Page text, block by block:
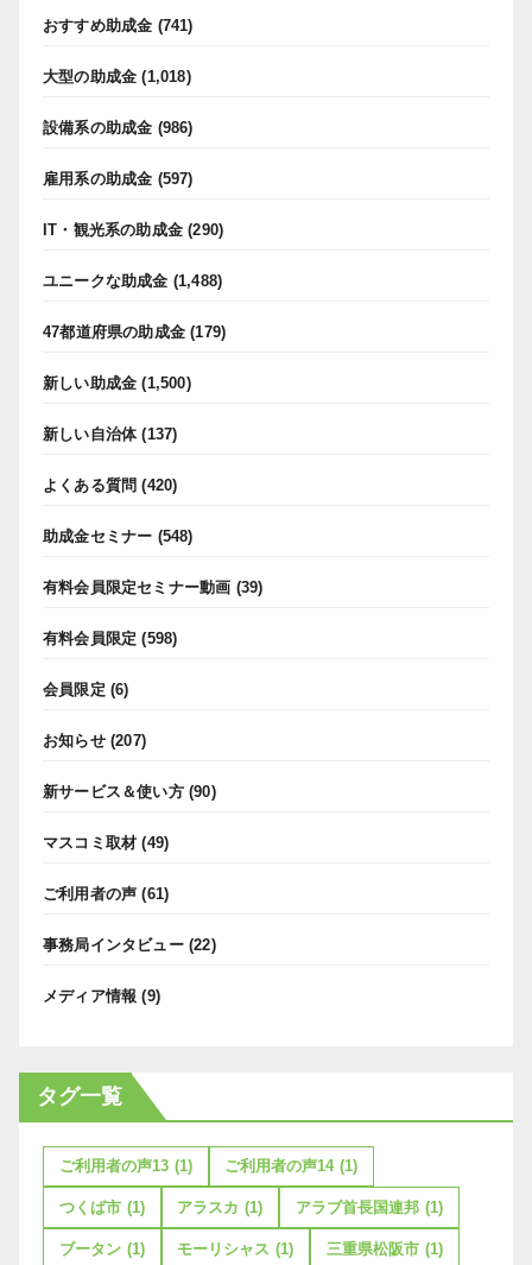
おすすめ助成金 (741)
大型の助成金 (1,018)
設備系の助成金 (986)
雇用系の助成金 (597)
IT・観光系の助成金 (290)
ユニークな助成金 (1,488)
47都道府県の助成金 (179)
新しい助成金 (1,500)
新しい自治体(137)
よくある質問 (420)
助成金セミナー (548)
有料会員限定セミナー動画 (39)
有料会員限定 (598)
会員限定 (6)
お知らせ(207)
新サービス＆使い方(90)
マスコミ取材 (49)
ご利用者の声 (61)
事務局インタビュー(22)
メディア情報 (9)
タグ一覧
ご利用者の声13 (1) ご利用者の声14 (1)
つくば市 (1) アラスカ (1) アラブ首長国連邦 (1)
ブータン (1) モーリシャス (1) 三重県松阪市 (1)